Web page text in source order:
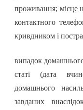
проживання; місце
контактного
кривдником і
випадок
статі (дата
домашнього
завданих